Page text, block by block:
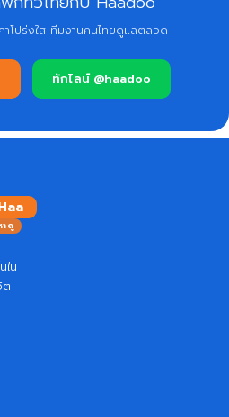
โปร่งใส ทีมงานคนไทยดูแลตลอด
ทักไลน์ @haadoo
าดู
ใน
ต